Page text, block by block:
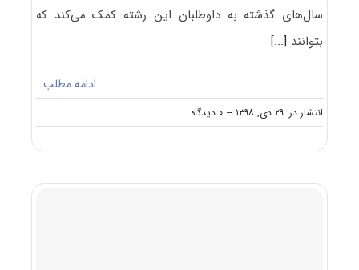
سال‌های گذشته به داوطلبان این رشته کمک می‌کند که
بتوانند [...]
ادامه مطلب…
انتشار در: ۲۹ دی, ۱۳۹۸ -- ۰ دیدگاه
on
کارنامه
آزمون